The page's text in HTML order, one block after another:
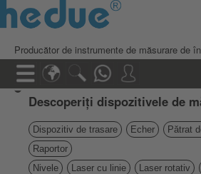
Producător de instrumente de măsurare de
Descoperiți dispozitivele de
Dispozitiv de trasare Echer Pătrat
Raportor
Nivele
Laser cu linie Laser rotativ